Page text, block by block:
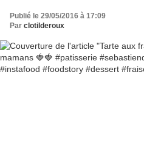
#dessert #fraises
Publié le 29/05/2016 à 17:09
Par clotilderoux